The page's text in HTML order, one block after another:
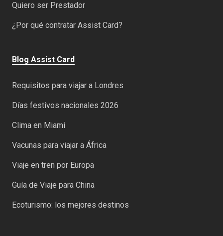
Quiero ser Prestador
¿Por qué contratar Assist Card?
Blog Assist Card
Requisitos para viajar a Londres
Días festivos nacionales 2026
Clima en Miami
Vacunas para viajar a África
Viaje en tren por Europa
Guía de Viaje para China
Ecoturismo: los mejores destinos